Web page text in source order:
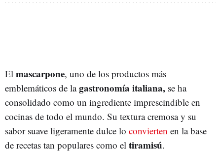
El mascarpone, uno de los productos más
emblemáticos de lagastronomía italiana, se ha
consolidado como un ingrediente imprescindible en
cocinas de todo el mundo. Su textura cremosa y su
sabor suave ligeramente dulce lo convierten en la base
de recetas tan populares como el tiramisú.